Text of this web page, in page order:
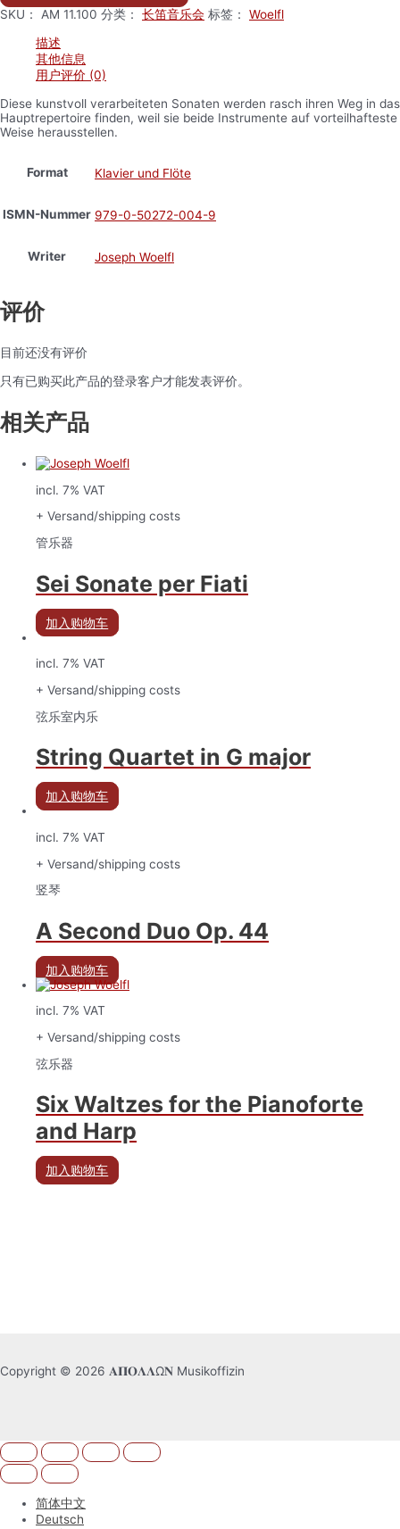
SKU： AM 11.100 分类： 长笛音乐会 标签： Woelfl
描述
其他信息
用户评价 (0)
Diese kunstvoll verarbeiteten Sonaten werden rasch ihren Weg in das
Hauptrepertoire finden, weil sie beide Instrumente auf vorteilhafteste
Weise herausstellen.
Format Klavier und Flöte
ISMN-Nummer 979-0-50272-004-9
Writer Joseph Woelfl
评价
目前还没有评价
只有已购买此产品的登录客户才能发表评价。
相关产品
incl. 7% VAT
+ Versand/shipping costs
管乐器
Sei Sonate per Fiati
加入购物车
incl. 7% VAT
+ Versand/shipping costs
弦乐室内乐
String Quartet in G major
加入购物车
incl. 7% VAT
+ Versand/shipping costs
竖琴
A Second Duo Op. 44
加入购物车
incl. 7% VAT
+ Versand/shipping costs
弦乐器
Six Waltzes for the Pianoforte
and Harp
加入购物车
Copyright © 2026 𝚨𝚷𝚶𝚲𝚲Ω𝚴 Musikoffizin
简体中文
Deutsch